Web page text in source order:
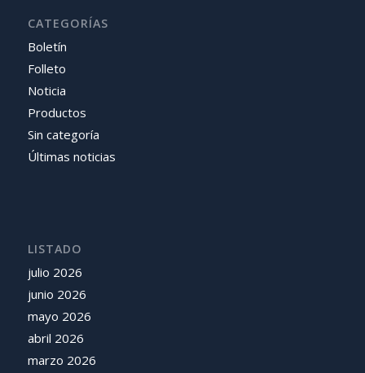
CATEGORÍAS
Boletín
Folleto
Noticia
Productos
Sin categoría
Últimas noticias
LISTADO
julio 2026
junio 2026
mayo 2026
abril 2026
marzo 2026